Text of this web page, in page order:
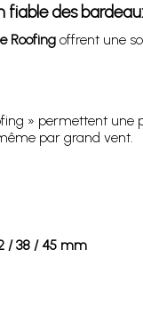
fiable des
Roofingoffrent une
» permettent
par grand vent.
/ 38 / 45 mm